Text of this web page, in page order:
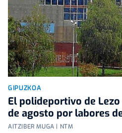
GIPUZKOA
El polideportivo de
de agosto por labores
AITZIBER MUGA | NTM